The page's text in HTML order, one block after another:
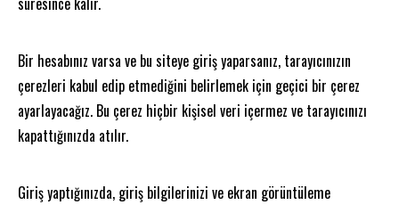
Bir hesabınız varsa ve bu siteye giriş yaparsanız, tarayıcınızın
çerezleri kabul edip etmediğini belirlemek için geçici bir çerez
ayarlayacağız. Bu çerez hiçbir kişisel veri içermez ve tarayıcınızı
kapattığınızda atılır.
Giriş yaptığınızda, giriş bilgilerinizi ve ekran görüntüleme